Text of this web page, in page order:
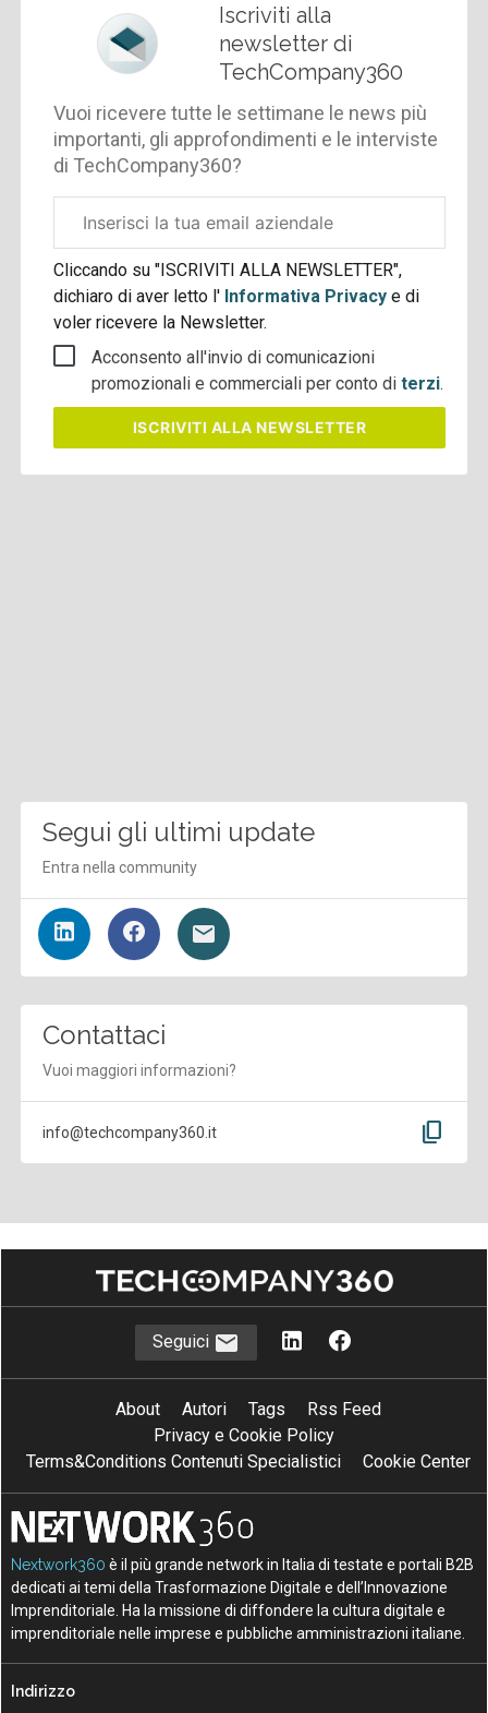
Iscriviti alla
newsletter di
TechCompany360
Vuoi ricevere tutte le settimane le news più
importanti, gli approfondimenti e le interviste
di TechCompany360?
aziendale
Cliccando su "ISCRIVITI ALLA NEWSLETTER",
dichiaro di aver letto l' Informativa Privacye di
voler ricevere la Newsletter.
Acconsento all'invio di comunicazioni
promozionali e commerciali per conto diterzi.
ISCRIVITI ALLA NEWSLETTER
Segui gli ultimi update
Entra nella community
Contattaci
Vuoi maggiori informazioni?
info@techcompany360.it content_copy
Seguici
About Autori Tags
Rss Feed
Privacy e Cookie Policy
Terms&Conditions Contenuti Specialistici
Cookie Center
Nextwork360 è il più grande network in Italia di testate e portali B2B
dedicati ai temi della Trasformazione Digitale e dell’Innovazione
Imprenditoriale. Ha la missione di diffondere la cultura digitale e
imprenditoriale nelle imprese e pubbliche amministrazioni italiane.
Indirizzo